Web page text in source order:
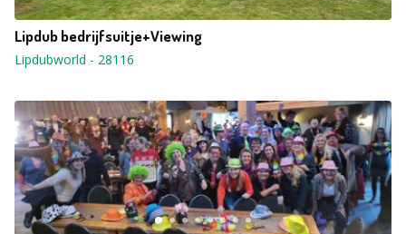
Lipdub bedrijfsuitje+Viewing
Lipdubworld - 28116